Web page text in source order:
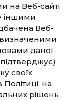
на Веб-сайті
іншими
Веб-
даної
своїх
на
рішень